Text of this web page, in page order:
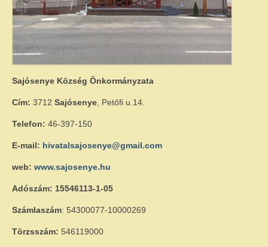
Közérdekű adatok – Gazdálkodási adatok
INTÉZMÉNYEK
Faluház
Fiatalok háza
Bölcsőde
Egyéb intézmények
EGYÉB
Sajósenye Község Önkormányzata
Cím: 3712 Sajósenye , Petőfi u.14.
Telefon: 46-397-150
E-mail: hivatalsajosenye@gmail.com
web: www.sajosenye.hu
Adószám: 15546113-1-05
Számlaszám: 54300077-10000269
Törzsszám: 546119000